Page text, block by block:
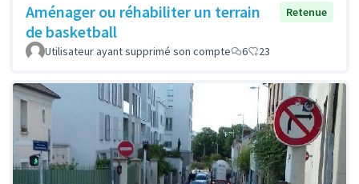
Aménager ou réhabiliter un terrain
de basketball
Retenue
Utilisateur ayant supprimé son compte 6 23